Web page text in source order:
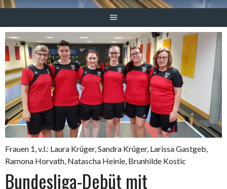
Frauen 1, v.l.: Laura Krüger, Sandra Krüger, Larissa Gastgeb,
Ramona Horvath, Natascha Heinle, Brunhilde Kostic
Bundesliga-Debüt mit